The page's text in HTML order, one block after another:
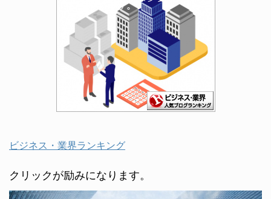
ビジネス・業界ランキング
クリックが励みになります。